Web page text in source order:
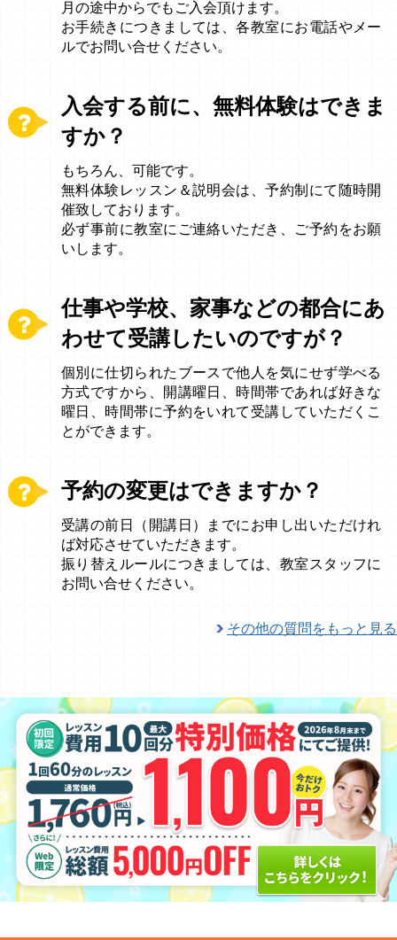
月の途中からでもご入会頂けます。
お手続きにつきましては、各教室にお電話やメー
ルでお問い合せください。
入会する前に、無料体験はできま
すか？
もちろん、可能です。
無料体験レッスン＆説明会は、予約制にて随時開
催致しております。
必ず事前に教室にご連絡いただき、ご予約をお願
いします。
仕事や学校、家事などの都合にあ
わせて受講したいのですが？
個別に仕切られたブースで他人を気にせず学べる
方式ですから、開講曜日、時間帯であれば好きな
曜日、時間帯に予約をいれて受講していただくこ
とができます。
予約の変更はできますか？
受講の前日（開講日）までにお申し出いただけれ
ば対応させていただきます。
振り替えルールにつきましては、教室スタッフに
お問い合せください。
その他の質問をもっと見る